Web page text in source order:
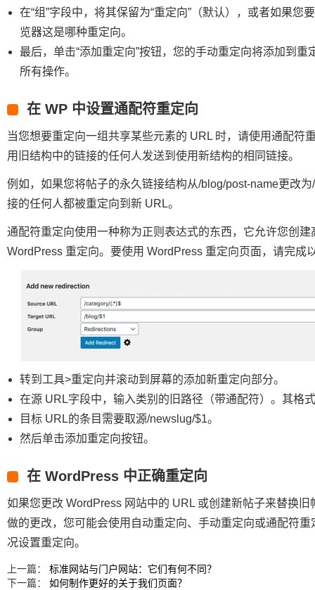
在“组”字段中，将其保留为“重定向”（默认），或者如果
览器这是哪种重定向。
最后，单击“添加重定向”按钮，您的手动重定向将添加到
所有操作。
在 WP 中设置通配符重定向
当您想要重定向一组共享某些元素的 URL 时，请使用通配
用旧结构中的链接的任何人发送到使用新结构的相同链接。
例如，如果您将帖子的永久链接结构从/blog/post-name更改
接的任何人都被重定向到新 URL。
通配符重定向使用一种称为正则表达式的东西，它允许您创
WordPress 重定向。要使用 WordPress 重定向页面，请完成
转到工具>重定向并滚动到屏幕的添加新重定向部分。
在源 URL字段中，输入类别的旧路径（带通配符）。其格
目标 URL的条目需要取源/newslug/$1。
然后单击添加重定向按钮。
在 WordPress 中正确重定向
如果您更改 WordPress 网站中的 URL 或创建新帖子来替换
做的更改，您可能会使用自动重定向、手动重定向或通配符
况设置重定向。
上一篇： 标准网站与门户网站：它们有何不同？
下一篇： 如何制作更好的关于我们页面？